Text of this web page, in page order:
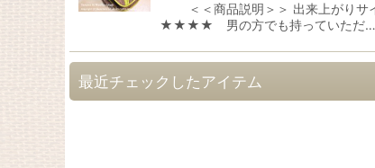
＜＜商品説明＞＞ 出来上がりサイ
★★★★ 男の方でも持っていただ…
最近チェックしたアイテム